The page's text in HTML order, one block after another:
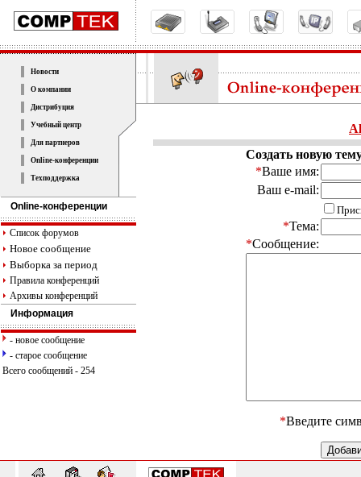
Новости
О компании
Дистрибуция
Учебный центр
Для партнеров
Online-конференции
Техподдержка
Online-конференции
Список форумов
Новое сообщение
Выборка за период
Правила конференций
Архивы конференций
Информация
- новое сообщение
- старое сообщение
Всего сообщений - 254
Создать новую
*Ваше имя:
Ваш e-mail:
*Тема:
*Сообщение:
*Введите